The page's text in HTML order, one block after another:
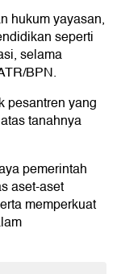
hukum yayasan,
seperti
selama
BPN.
pesantren yang
tanahnya
pemerintah
aset-aset
memperkuat